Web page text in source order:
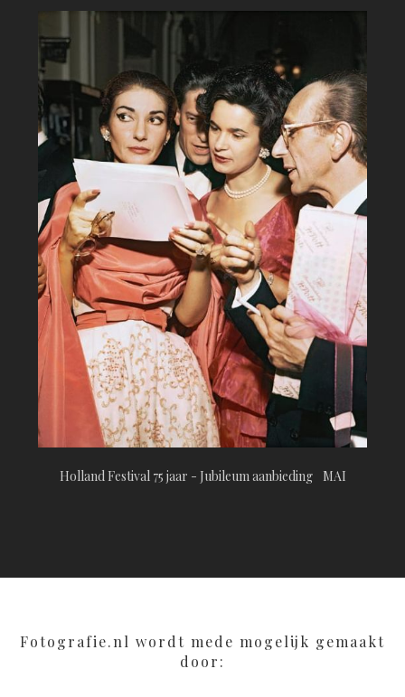
Holland Festival 75 jaar - Jubileum aanbieding MAI
Fotografie.nl wordt mede mogelijk gemaakt
door: